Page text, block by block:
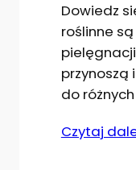
Dowiedz
roślinne
pielęgnacji
przynoszą
do
Czytaj